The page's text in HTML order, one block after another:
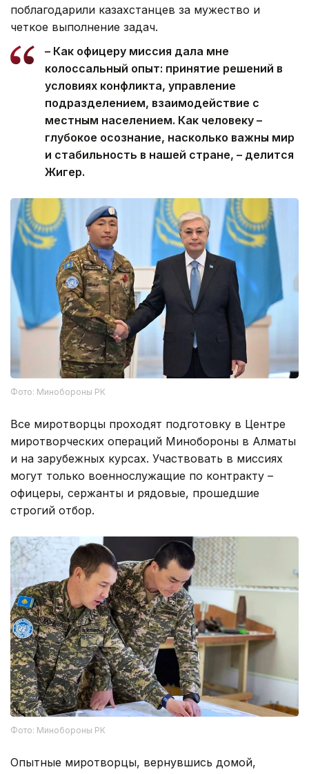
поблагодарили казахстанцев за мужество и
четкое выполнение задач.
– Как офицеру миссия дала мне
колоссальный опыт: принятие решений в
условиях конфликта, управление
подразделением, взаимодействие с
местным населением. Как человеку –
глубокое осознание, насколько важны мир
и стабильность в нашей стране, – делится
Жигер.
Фото: Минобороны РК
Все миротворцы проходят подготовку в Центре
миротворческих операций Минобороны в Алматы
и на зарубежных курсах. Участвовать в миссиях
могут только военнослужащие по контракту –
офицеры, сержанты и рядовые, прошедшие
строгий отбор.
Фото: Минобороны РК
Опытные миротворцы, вернувшись домой,